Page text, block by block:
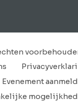
Evenement